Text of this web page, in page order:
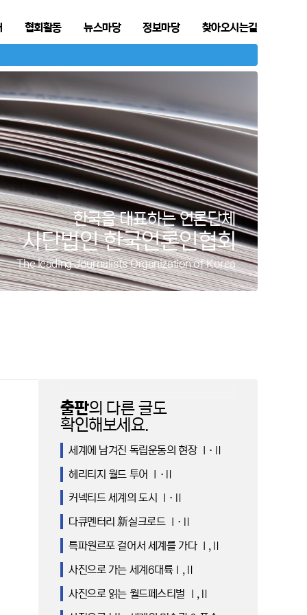
협회활동 뉴스마당 정보마당 찾아오시는길
출판의 다른 글도
확인해보세요.
세계에 남겨진 독립운동의 현장 Ⅰ·Ⅱ
헤리티지 월드 투어 Ⅰ·Ⅱ
커넥티드 세계의 도시 Ⅰ·Ⅱ
다큐멘터리 新실크로드 Ⅰ·Ⅱ
특파원르포 걸어서 세계를 가다 Ⅰ,Ⅱ
사진으로 가는 세계6대륙Ⅰ,Ⅱ
사진으로 읽는 월드페스티벌 Ⅰ,Ⅱ